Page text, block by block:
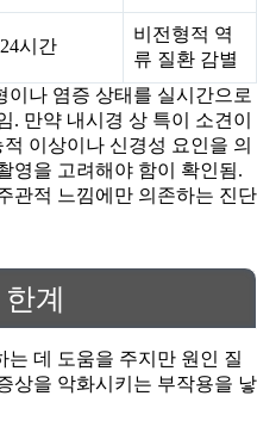
24시간
비전형적 역
류 질환 감별
이나 염증 상태를 실시간으로
. 만약 내시경 상 특이 소견이
이상이나 신경성 요인을 의
영을 고려해야 함이 확인됨.
관적 느낌에만 의존하는 진단
계
데 도움을 주지만 원인 질
상을 악화시키는 부작용을 낳